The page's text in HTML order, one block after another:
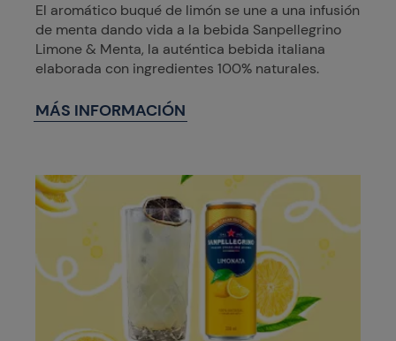
El aromático buqué de limón se une a una infusión
de menta dando vida a la bebida Sanpellegrino
Limone & Menta, la auténtica bebida italiana
elaborada con ingredientes 100% naturales.
MÁS INFORMACIÓN